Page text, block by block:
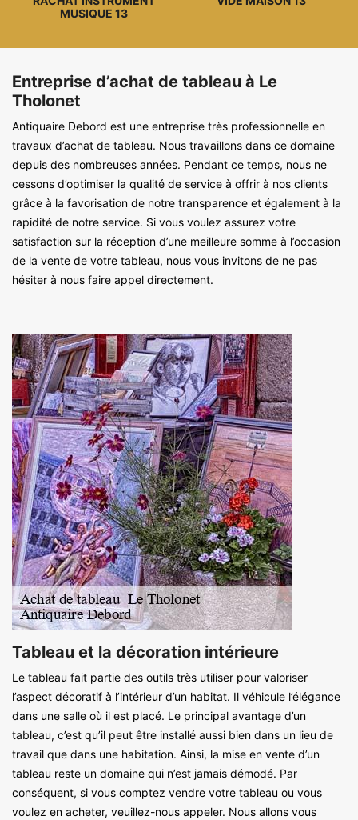
MUSIQUE 13
Entreprise d’achat de tableau à Le
Tholonet
Antiquaire Debord est une entreprise très professionnelle en
travaux d’achat de tableau. Nous travaillons dans ce domaine
depuis des nombreuses années. Pendant ce temps, nous ne
cessons d’optimiser la qualité de service à offrir à nos clients
grâce à la favorisation de notre transparence et également à la
rapidité de notre service. Si vous voulez assurez votre
satisfaction sur la réception d’une meilleure somme à l’occasion
de la vente de votre tableau, nous vous invitons de ne pas
hésiter à nous faire appel directement.
Tableau et la décoration intérieure
Le tableau fait partie des outils très utiliser pour valoriser
l’aspect décoratif à l’intérieur d’un habitat. Il véhicule l’élégance
dans une salle où il est placé. Le principal avantage d’un
tableau, c’est qu’il peut être installé aussi bien dans un lieu de
travail que dans une habitation. Ainsi, la mise en vente d’un
tableau reste un domaine qui n’est jamais démodé. Par
conséquent, si vous comptez vendre votre tableau ou vous
voulez en acheter, veuillez-nous appeler. Nous allons vous